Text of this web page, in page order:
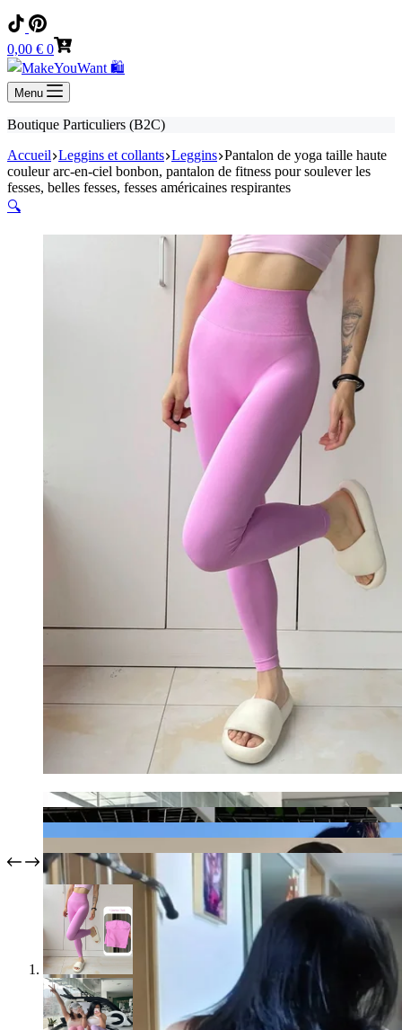
Panier
d’achat
0,00 € 0
Menu
Boutique Particuliers (B2C)
Accueil Leggins et collants Leggins Pantalon de yoga taille haute
couleur arc-en-ciel bonbon, pantalon de fitness pour soulever les
fesses, belles fesses, fesses américaines respirantes
🔍